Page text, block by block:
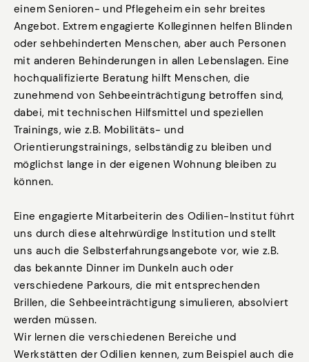
einem Senioren- und Pflegeheim ein sehr breites
Angebot. Extrem engagierte Kolleginnen helfen Blinden
oder sehbehinderten Menschen, aber auch Personen
mit anderen Behinderungen in allen Lebenslagen. Eine
hochqualifizierte Beratung hilft Menschen, die
zunehmend von Sehbeeinträchtigung betroffen sind,
dabei, mit technischen Hilfsmittel und speziellen
Trainings, wie z.B. Mobilitäts- und
Orientierungstrainings, selbständig zu bleiben und
möglichst lange in der eigenen Wohnung bleiben zu
können.
Eine engagierte Mitarbeiterin des Odilien-Institut führt
uns durch diese altehrwürdige Institution und stellt
uns auch die Selbsterfahrungsangebote vor, wie z.B.
das bekannte Dinner im Dunkeln auch oder
verschiedene Parkours, die mit entsprechenden
Brillen, die Sehbeeinträchtigung simulieren, absolviert
werden müssen.
Wir lernen die verschiedenen Bereiche und
Werkstätten der Odilien kennen, zum Beispiel auch die